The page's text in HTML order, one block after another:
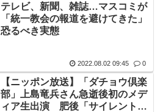
テレビ、新聞、雑誌…マスコミが
「統一教会の報道を避けてきた」
恐るべき実態
2022.08.02 09:45 0
【ニッポン放送】「ダチョウ倶楽
部」上島竜兵さん急逝後初のメデ
ィア生出演 肥後「サイレントく